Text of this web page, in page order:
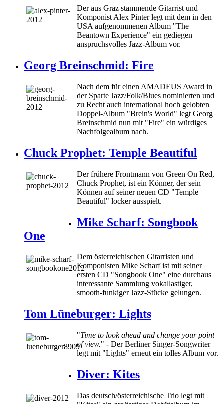
Der aus Graz stammende Gitarrist und
Komponist Alex Pinter legt mit dem in den
USA aufgenommenen Album "The
Beantown Experience" ein gediegen
anspruchsvolles Jazz-Album vor.
Georg Breinschmid: Fire
Nach dem für einen AMADEUS Award in
der Sparte Jazz/Folk/Blues nominierten und
zu Recht auch international hoch gelobten
Doppel-Album "Brein's World" legt Georg
Breinschmid nun mit "Fire" ein würdiges
Nachfolgealbum nach.
Chuck Prophet: Temple Beautiful
Der frühere Frontmann von Green On Red,
Chuck Prophet, ist ein Könner, der sein
Können auf seiner neuen CD "Temple
Beautiful" locker ausspielt.
Mike Scharf: Songbook
One
Dem österreichischen Gitarristen und
Komponisten Mike Scharf ist mit seiner
ersten CD "Songbook One" eine durchaus
interessante Sammlung vokallastiger,
smooth-funkiger Jazz-Stücke gelungen.
Tom Lüneburger: Lights
"Time to look ahead and change your point
of view." - Der Berliner Singer-Songwriter
legt mit "Lights" erneut ein tolles Album vor.
Diver: Kites
Das deutsch/österreichische Trio legt mit